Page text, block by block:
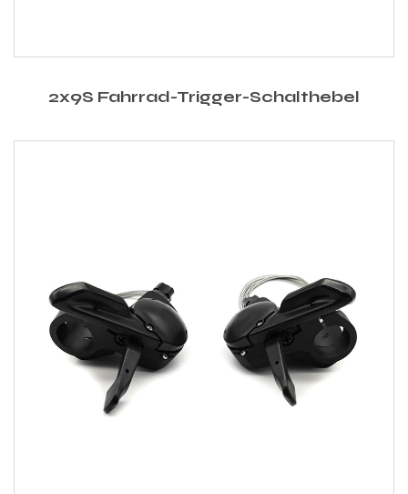
2x9S Fahrrad-Trigger-Schalthebel